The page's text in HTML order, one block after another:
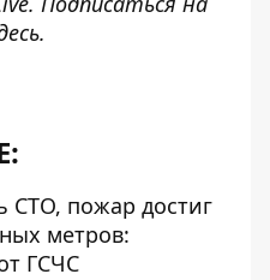
.
СТО, пожар достиг
метров:
ГСЧС